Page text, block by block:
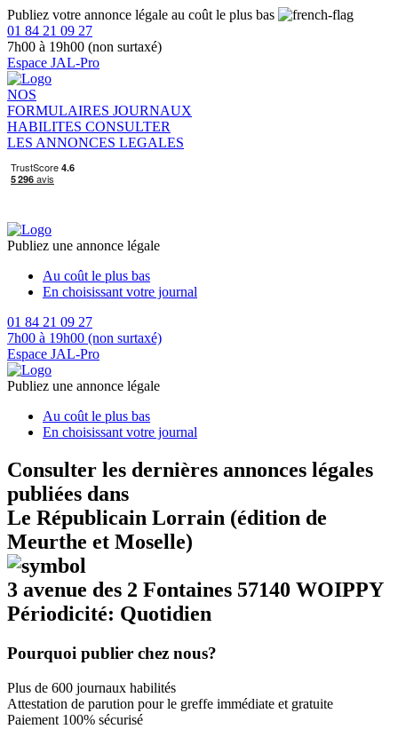
Publiez votre annonce légale au coût le plus bas
01 84 21 09 27
7h00 à 19h00 (non surtaxé)
Espace JAL-Pro
NOS
FORMULAIRES JOURNAUX
HABILITES CONSULTER
LES ANNONCES LEGALES
Publiez une annonce légale
Au coût le plus bas
En choisissant votre journal
01 84 21 09 27
7h00 à 19h00 (non surtaxé)
Espace JAL-Pro
Publiez une annonce légale
Au coût le plus bas
En choisissant votre journal
Consulter les dernières annonces légales
publiées dans
Le Républicain Lorrain (édition de
Meurthe et Moselle)
3 avenue des 2 Fontaines 57140 WOIPPY
Périodicité: Quotidien
Pourquoi publier chez nous?
Plus de 600 journaux habilités
Attestation de parution pour le greffe immédiate et gratuite
Paiement 100% sécurisé